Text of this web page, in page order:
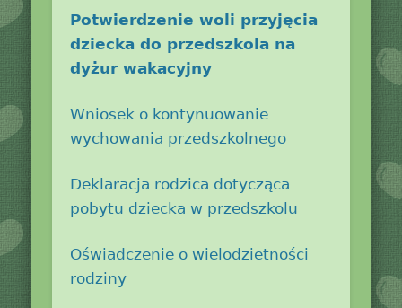
Potwierdzenie woli przyjęcia
dziecka do przedszkola na
dyżur wakacyjny
Wniosek o kontynuowanie
wychowania przedszkolnego
Deklaracja rodzica dotycząca
pobytu dziecka w przedszkolu
Oświadczenie o wielodzietności
rodziny